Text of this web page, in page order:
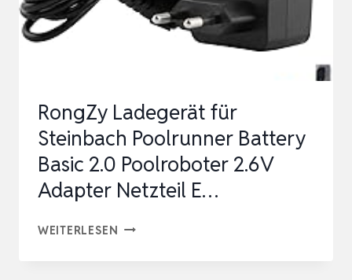
RongZy Ladegerät für
Steinbach Poolrunner Battery
Basic 2.0 Poolroboter 2.6V
Adapter Netzteil E…
WEITERLESEN RONGZY